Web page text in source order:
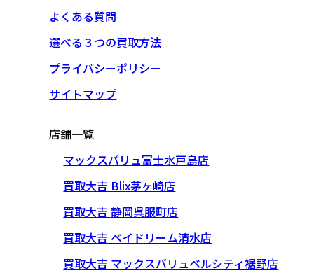
よくある質問
選べる３つの買取方法
プライバシーポリシー
サイトマップ
店舗一覧
マックスバリュ富士水戸島店
買取大吉 Blix茅ヶ崎店
買取大吉 静岡呉服町店
買取大吉 ベイドリーム清水店
買取大吉 マックスバリュベルシティ裾野店